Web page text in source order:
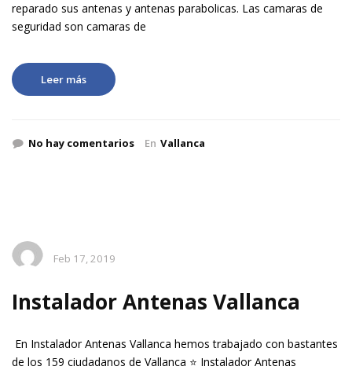
reparado sus antenas y antenas parabolicas. Las camaras de
seguridad son camaras de
Leer más
No hay comentarios En Vallanca
Feb 17, 2019
Instalador Antenas Vallanca
En Instalador Antenas Vallanca hemos trabajado con bastantes
de los 159 ciudadanos de Vallanca ⭐ Instalador Antenas